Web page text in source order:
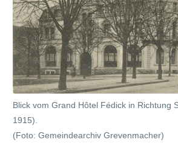
Blick vom Grand Hôtel Fédick in Richtung
1915).
(Foto: Gemeindearchiv Grevenmacher)